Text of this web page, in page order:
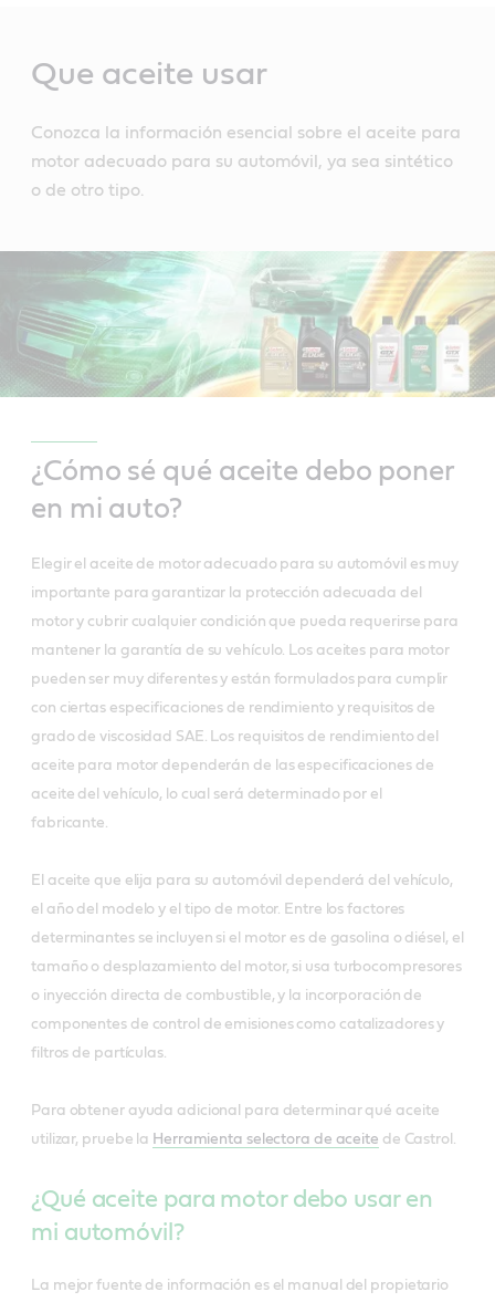
Que aceite usar
Conozca la información esencial sobre el aceite para
motor adecuado para su automóvil, ya sea sintético
o de otro tipo.
¿Cómo sé qué aceite debo poner
en mi auto?
Elegir el aceite de motor adecuado para su automóvil es muy
importante para garantizar la protección adecuada del
motor y cubrir cualquier condición que pueda requerirse para
mantener la garantía de su vehículo. Los aceites para motor
pueden ser muy diferentes y están formulados para cumplir
con ciertas especificaciones de rendimiento y requisitos de
grado de viscosidad SAE. Los requisitos de rendimiento del
aceite para motor dependerán de las especificaciones de
aceite del vehículo, lo cual será determinado por el
fabricante.
El aceite que elija para su automóvil dependerá del vehículo,
el año del modelo y el tipo de motor. Entre los factores
determinantes se incluyen si el motor es de gasolina o diésel, el
tamaño o desplazamiento del motor, si usa turbocompresores
o inyección directa de combustible, y la incorporación de
componentes de control de emisiones como catalizadores y
filtros de partículas.
Para obtener ayuda adicional para determinar qué aceite
utilizar, pruebe la Herramienta selectora de aceite de Castrol.
¿Qué aceite para motor debo usar en
mi automóvil?
La mejor fuente de información es el manual del propietario